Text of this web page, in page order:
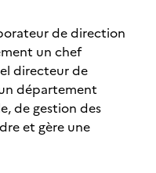
de direction
un chef
directeur de
département
de gestion des
et gère une